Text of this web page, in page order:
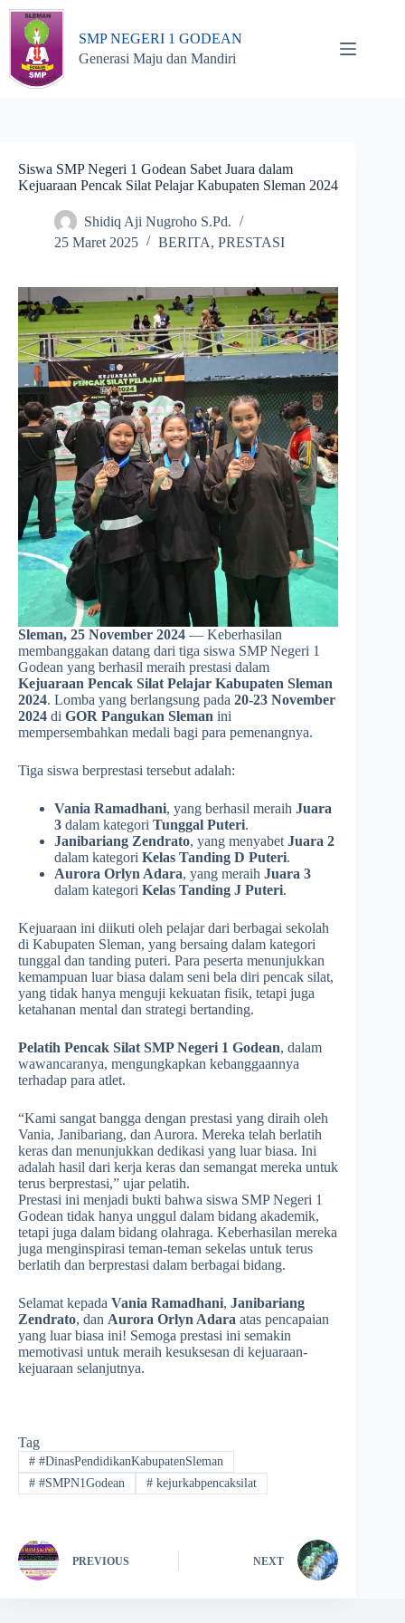
Skip
content
SMP NEGERI 1 GODEAN
Generasi Maju dan Mandiri
Siswa SMP Negeri 1 Godean Sabet Juara dalam
Kejuaraan Pencak Silat Pelajar Kabupaten Sleman 2024
Shidiq Aji Nugroho S.Pd.
25 Maret 2025
BERITA, PRESTASI
Sleman, 25 November 2024 — Keberhasilan
membanggakan datang dari tiga siswa SMP Negeri 1
Godean yang berhasil meraih prestasi dalam
Kejuaraan Pencak Silat Pelajar Kabupaten Sleman
2024. Lomba yang berlangsung pada 20-23 November
2024 di GOR Pangukan Sleman ini
mempersembahkan medali bagi para pemenangnya.
Tiga siswa berprestasi tersebut adalah:
Vania Ramadhani, yang berhasil meraih Juara
3 dalam kategori Tunggal Puteri.
Janibariang Zendrato, yang menyabet Juara 2
dalam kategori Kelas Tanding D Puteri.
Aurora Orlyn Adara, yang meraih Juara 3
dalam kategori Kelas Tanding J Puteri.
Kejuaraan ini diikuti oleh pelajar dari berbagai sekolah
di Kabupaten Sleman, yang bersaing dalam kategori
tunggal dan tanding puteri. Para peserta menunjukkan
kemampuan luar biasa dalam seni bela diri pencak silat,
yang tidak hanya menguji kekuatan fisik, tetapi juga
ketahanan mental dan strategi bertanding.
Pelatih Pencak Silat SMP Negeri 1 Godean, dalam
wawancaranya, mengungkapkan kebanggaannya
terhadap para atlet.
“Kami sangat bangga dengan prestasi yang diraih oleh
Vania, Janibariang, dan Aurora. Mereka telah berlatih
keras dan menunjukkan dedikasi yang luar biasa. Ini
adalah hasil dari kerja keras dan semangat mereka untuk
terus berprestasi,” ujar pelatih.
Prestasi ini menjadi bukti bahwa siswa SMP Negeri 1
Godean tidak hanya unggul dalam bidang akademik,
tetapi juga dalam bidang olahraga. Keberhasilan mereka
juga menginspirasi teman-teman sekelas untuk terus
berlatih dan berprestasi dalam berbagai bidang.
Selamat kepada Vania Ramadhani, Janibariang
Zendrato, dan Aurora Orlyn Adara atas pencapaian
yang luar biasa ini! Semoga prestasi ini semakin
memotivasi untuk meraih kesuksesan di kejuaraan-
kejuaraan selanjutnya.
Tag
##DinasPendidikanKabupatenSleman
##SMPN1Godean #kejurkabpencaksilat
PREVIOUS NEXT